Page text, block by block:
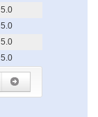
5.0
5.0
5.0
5.0